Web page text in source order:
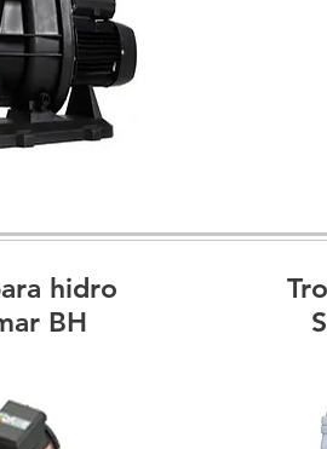
hidro
BH